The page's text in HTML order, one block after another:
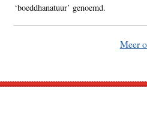
‘boeddhanatuur’ genoemd.
Meer